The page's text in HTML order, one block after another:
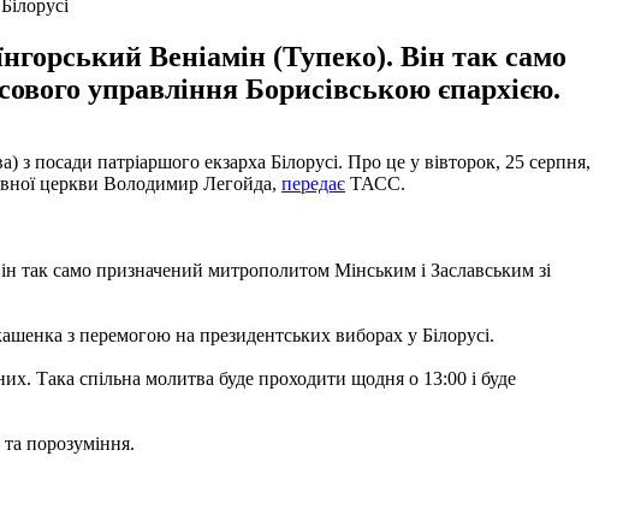
Веніамін (Тупеко). Він так само
управління Борисівською єпархією.
посади патріаршого екзарха Білорусі. Про це у вівторок, 25 серпня,
церкви Володимир Легойда, передає ТАСС.
так само призначений митрополитом Мінським і Заславським зі
з перемогою на президентських виборах у Білорусі.
Така спільна молитва буде проходити щодня о 13:00 і буде
порозуміння.